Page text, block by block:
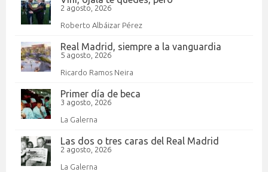
2 agosto, 2026
Roberto Albáizar Pérez
Real Madrid, siempre a la vanguardia
5 agosto, 2026
Ricardo Ramos Neira
Primer día de beca
3 agosto, 2026
La Galerna
Las dos o tres caras del Real Madrid
2 agosto, 2026
La Galerna